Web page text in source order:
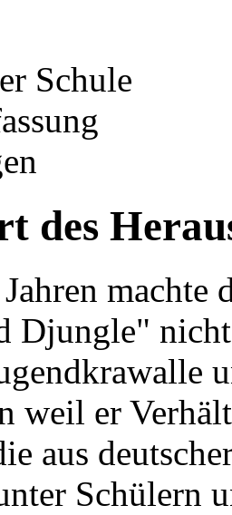
Schule
des
machte
Djungle"
weil er
aus
Schülern